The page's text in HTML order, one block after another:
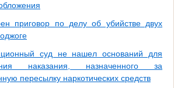
приговор по делу об убийстве двух
суд не нашел оснований для
наказания, назначенного за
пересылку наркотических средств